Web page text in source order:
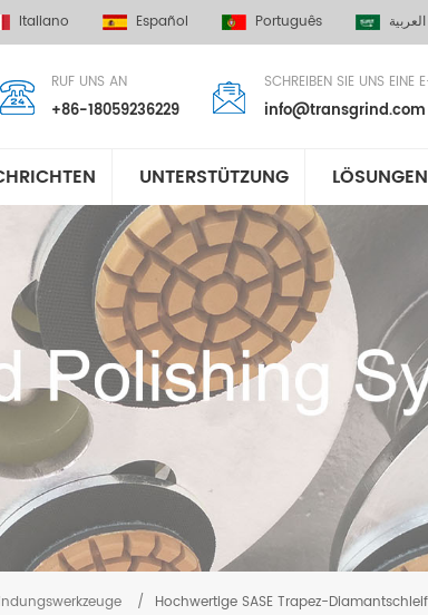
Italiano Español Português العربية
RUF UNS AN
+86-18059236229
SCHREIBEN SIE UNS EINE
info@transgrind.com
UNTERSTÜTZUNG LÖSUNGEN
/ Hochwertige SASE Trapez-